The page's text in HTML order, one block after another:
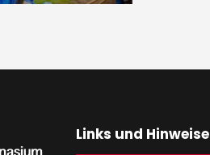
Links und Hinweise